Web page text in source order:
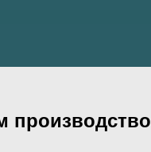
производство